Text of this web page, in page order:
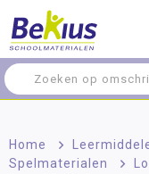
Home >
Spelmaterialen
>